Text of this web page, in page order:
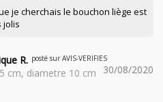
je cherchais le bouchon liège est
jolis
R. posté sur AVIS-VERIFIES
30/08/2020
cm, diametre 10 cm